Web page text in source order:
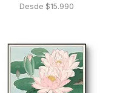
Desde $15.990
Precio de oferta